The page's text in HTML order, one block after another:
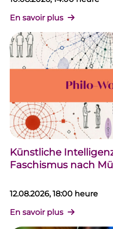
En savoir plus
Künstliche
Faschismus nach
12.08.2026, 18:00 heure
En savoir plus